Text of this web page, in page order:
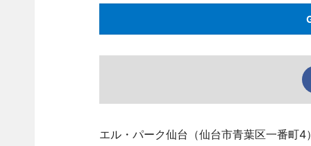
エル・パーク仙台（仙台市青葉区一番町